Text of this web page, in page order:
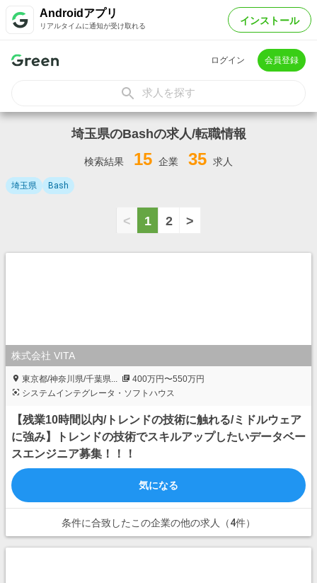
Androidアプリ
リアルタイムに通知が受け取れる インストール
ログイン 会員登録
求人を探す
埼玉県のBashの求人/転職情報
検索結果 15 企業 35 求人
埼玉県 Bash
< 1 2 >
株式会社 VITA
東京都/神奈川県/千葉県...
400万円〜550万円
システムインテグレータ・ソフトハウス
【残業10時間以内/トレンドの技術に触れる/ミドルウェア
に強み】トレンドの技術でスキルアップしたいデータベー
スエンジニア募集！！！
気になる
条件に合致したこの企業の他の求人（4件）